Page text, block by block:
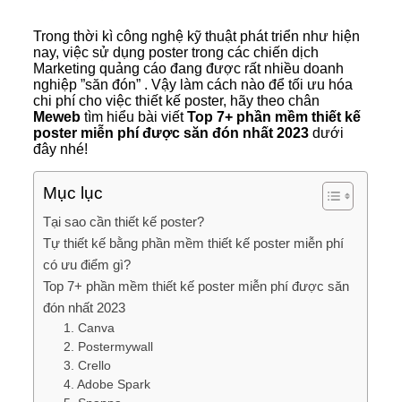
Trong thời kì công nghệ kỹ thuật phát triển như hiện
nay, việc sử dụng poster trong các chiến dịch
Marketing quảng cáo đang được rất nhiều doanh
nghiệp ”săn đón” . Vậy làm cách nào để tối ưu hóa
chi phí cho việc thiết kế poster, hãy theo chân
Mewebtìm hiểu bài viếtTop 7+ phần mềm thiết kế
poster miễn phí được săn đón nhất 2023dưới
đây nhé!
Mục lục
Tại sao cần thiết kế poster?
Tự thiết kế bằng phần mềm thiết kế poster miễn phí
có ưu điểm gì?
Top 7+ phần mềm thiết kế poster miễn phí được săn
đón nhất 2023
1. Canva
2. Postermywall
3. Crello
4. Adobe Spark